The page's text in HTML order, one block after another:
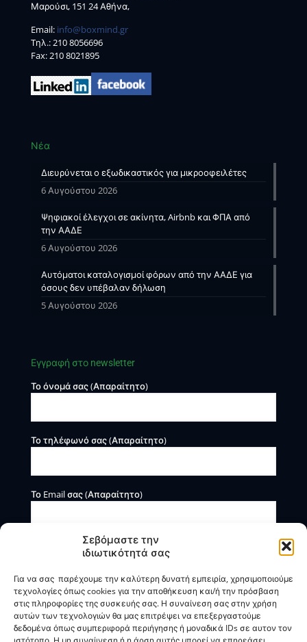
Σεβόμαστε την
ιδιωτικότητά σας
Για να σας παρέχουμε την καλύτερη δυνατή εμπειρία, χρησιμοποιούμε
τεχνολογίες όπως cookies για την αποθήκευση και/ή την πρόσβαση
στις πληροφορίες της συσκευής σας. Η συναίνεση σας στην χρήση
αυτών των τεχνολογιών θα μας επιτρέψει να επεξεργαστούμε
δεδομένα όπως συμπεριφορά περιήγησης ή μοναδικά IDs σε αυτον τον
Μαρούσι, 151 24 Αθήνα,
Email: info@boxmind.gr
Tηλ.:210 8056696
Fax: 210 8021895
Νέα
Διευρύνεται ο εξωδικαστικός για μικροοφειλέτες
6 Αυγούστου 2026
Ψηφιακοί έλεγχοι σε ακίνητα, Airbnb και ΦΠΑ από
την ΑΑΔΕ
6 Αυγούστου 2026
Αυτόματοι καταλογισμοί φόρων από την ΑΑΔΕ για
όσους δεν υπέβαλαν δήλωση
5 Αυγούστου 2026
Εγγραφή στο newsletter
Το όνομά σας (Απαραίτητο)
Το τηλέφωνό σας (Απαραίτητο)
Το Email σας (Απαραίτητο)
Η BOXmind παρέχει πληροφοριακές και συμβουλευτικές
υπηρεσίες. Δεν προσφέρει υπηρεσίες ρύθμισης ή